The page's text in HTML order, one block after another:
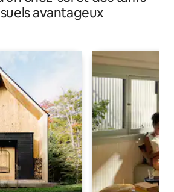
avantageux